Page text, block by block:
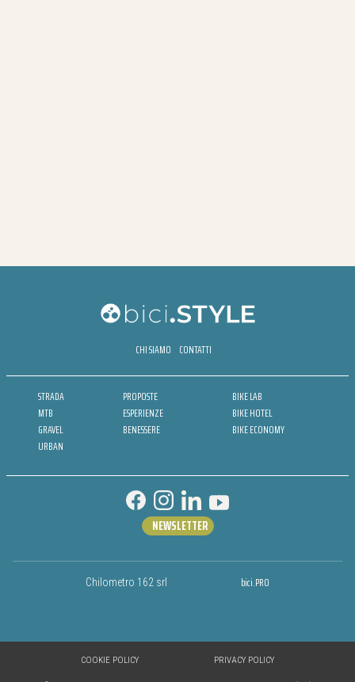
CHI SIAMO CONTATTI
STRADA
MTB
GRAVEL
URBAN
PROPOSTE
ESPERIENZE
BENESSERE
BIKE LAB
BIKE HOTEL
BIKE ECONOMY
Chilometro 162 srl bici.PRO
NEWSLETTER
COOKIE POLICY PRIVACY POLICY